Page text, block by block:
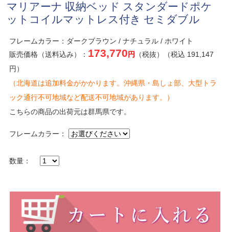
マリアーナ 収納ベッド スタンダードポケ
ットコイルマットレス付き セミダブル
フレームカラー：ダークブラウン / ナチュラル / ホワイト
販売価格（送料込み）： 173,770 円
（税抜）（税込 191,147
円）
（北海道は追加料金がかかります。沖縄県・島しょ部、大型トラ
ック通行不可地域など配送不可地域があります。）
こちらの商品の出荷元は群馬県です。
フレームカラー：
数量：